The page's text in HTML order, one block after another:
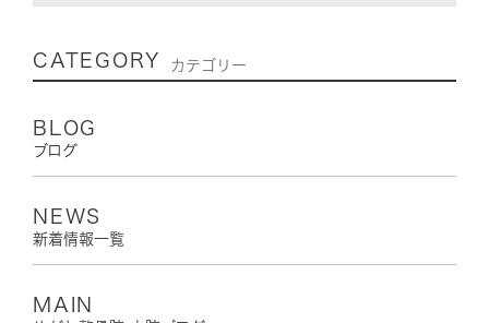
CATEGORY カテゴリー
BLOG
ブログ
NEWS
新着情報一覧
MAIN